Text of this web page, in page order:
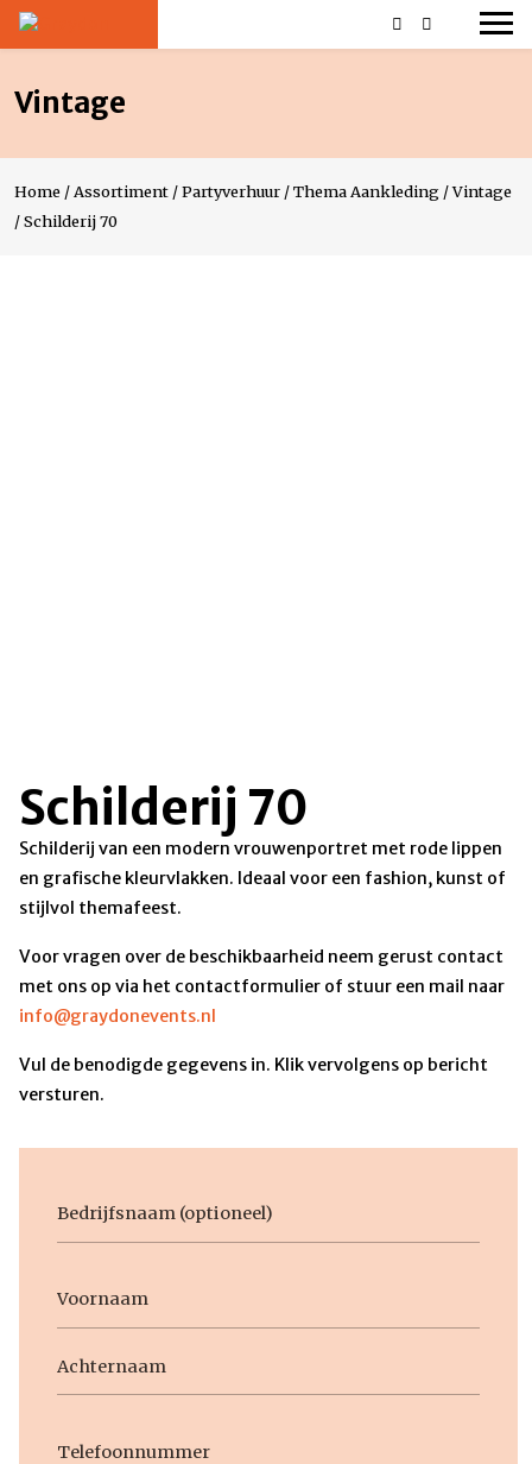
Vintage
Home / Assortiment /Partyverhuur /Thema Aankleding /Vintage
/Schilderij 70
Schilderij 70
Schilderij van een modern vrouwenportret met rode lippen
en grafische kleurvlakken. Ideaal voor een fashion, kunst of
stijlvol themafeest.
Voor vragen over de beschikbaarheid neem gerust contact
met ons op via het contactformulier of stuur een mail naar
info@graydonevents.nl
Vul de benodigde gegevens in. Klik vervolgens op bericht
versturen.